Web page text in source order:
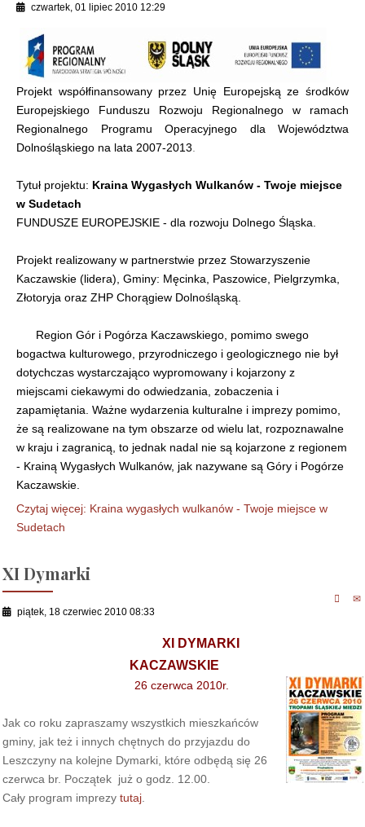
czwartek, 01 lipiec 2010 12:29
Projekt współfinansowany przez Unię Europejską ze środków
Europejskiego Funduszu Rozwoju Regionalnego w ramach
Regionalnego Programu Operacyjnego dla Województwa
Dolnośląskiego na lata 2007-2013
Tytuł projektu: Kraina Wygasłych Wulkanów - Twoje miejsce
w Sudetach
FUNDUSZE EUROPEJSKIE - dla rozwoju Dolnego Śląska.
Projekt realizowany w partnerstwie przez Stowarzyszenie
Kaczawskie (lidera), Gminy: Męcinka, Paszowice, Pielgrzymka,
Złotoryja oraz ZHP Chorągiew Dolnośląską.
Region Gór i Pogórza Kaczawskiego, pomimo swego
bogactwa kulturowego, przyrodniczego i geologicznego nie był
dotychczas wystarczająco wypromowany i kojarzony z
miejscami ciekawymi do odwiedzania, zobaczenia i
zapamiętania. Ważne wydarzenia kulturalne i imprezy pomimo,
że są realizowane na tym obszarze od wielu lat, rozpoznawalne
w kraju i zagranicą, to jednak nadal nie są kojarzone z regionem
- Krainą Wygasłych Wulkanów, jak nazywane są Góry i Pogórze
Kaczawskie.
Czytaj więcej: Kraina wygasłych wulkanów - Twoje miejsce w
Sudetach
XI Dymarki
piątek, 18 czerwiec 2010 08:33
XI DYMARKI
KACZAWSKIE
26 czerwca 2010r.
Jak co roku zapraszamy wszystkich mieszkańców
gminy, jak też i innych chętnych do przyjazdu do
Leszczyny na kolejne Dymarki, które odbędą się 26
czerwca br. Początek już o godz. 12.00.
Cały program imprezytutaj.